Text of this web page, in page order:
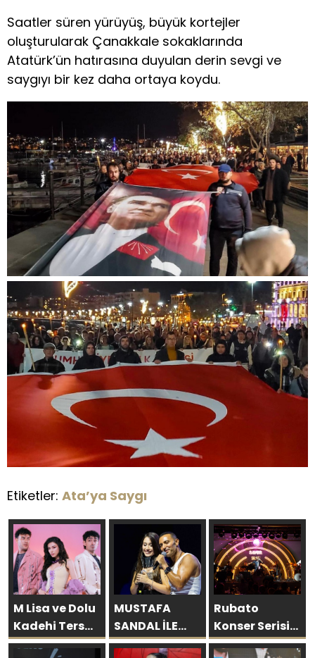
Saatler süren yürüyüş, büyük kortejler
oluşturularak Çanakkale sokaklarında
Atatürk’ün hatırasına duyulan derin sevgi ve
saygıyı bir kez daha ortaya koydu.
Etiketler: Ata’ya Saygı
M Lisa ve Dolu
Kadehi Ters
Tut’tan Yeni İş
MUSTAFA
SANDAL İLE
AYNI SAHNEDE
Rubato
Konser Serisi
Müzikseverlerle